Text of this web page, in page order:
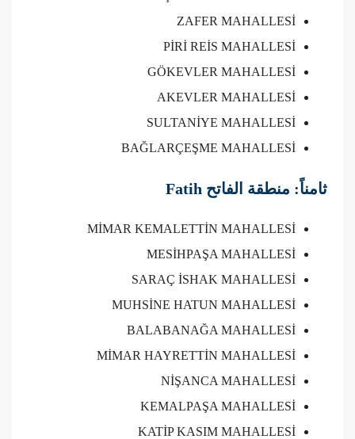
ZAFER MAHALLESİ
PİRİ REİS MAHALLESİ
GÖKEVLER MAHALLESİ
AKEVLER MAHALLESİ
SULTANİYE MAHALLESİ
BAĞLARÇEŞME MAHALLESİ
ثامناً: منطقة الفاتح Fatih
MİMAR KEMALETTİN MAHALLESİ
MESİHPAŞA MAHALLESİ
SARAÇ İSHAK MAHALLESİ
MUHSİNE HATUN MAHALLESİ
BALABANAĞA MAHALLESİ
MİMAR HAYRETTİN MAHALLESİ
NİŞANCA MAHALLESİ
KEMALPAŞA MAHALLESİ
KATİP KASIM MAHALLESİ